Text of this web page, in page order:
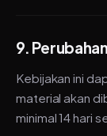
9.
Kebijakan ini
material akan
minimal 14 hari